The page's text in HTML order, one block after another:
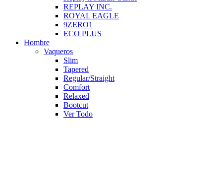
REPLAY INC.
ROYAL EAGLE
9ZERO1
ECO PLUS
Hombre
Vaqueros
Slim
Tapered
Regular/Straight
Comfort
Relaxed
Bootcut
Ver Todo